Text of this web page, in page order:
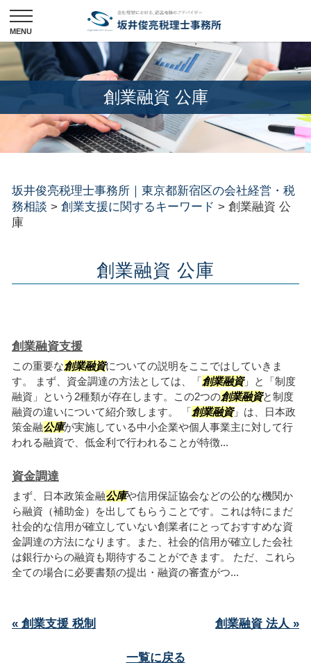
創業融資 公庫
坂井俊亮税理士事務所｜東京都新宿区の会社経営・税
務相談 > 創業支援に関するキーワード > 創業融資 公
庫
創業融資 公庫
創業融資支援
この重要な創業融資についての説明をここではしていきま
す。 まず、資金調達の方法としては、「創業融資」と「制度
融資」という2種類が存在します。この2つの創業融資と制度
融資の違いについて紹介致します。 「創業融資」は、日本政
策金融公庫が実施している中小企業や個人事業主に対して行
われる融資で、低金利で行われることが特徴...
資金調達
まず、日本政策金融公庫や信用保証協会などの公的な機関か
ら融資（補助金）を出してもらうことです。これは特にまだ
社会的な信用が確立していない創業者にとっておすすめな資
金調達の方法になります。また、社会的信用が確立した会社
は銀行からの融資も期待することができます。 ただ、これら
全ての場合に必要書類の提出・融資の審査がつ...
« 創業支援 税制 創業融資 法人 »
一覧に戻る